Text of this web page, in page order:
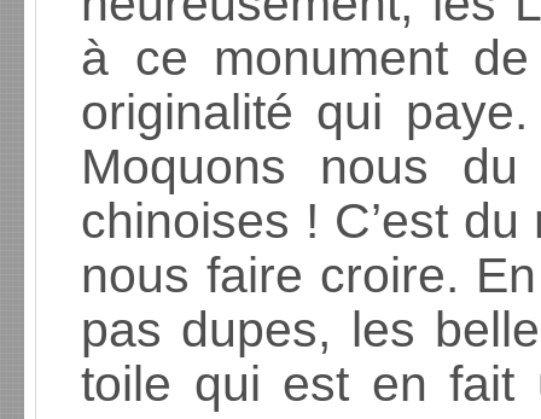
à ce monument
originalité qui
Moquons nous
chinoises ! C’est
nous faire croire.
pas dupes, les
toile qui est en fait